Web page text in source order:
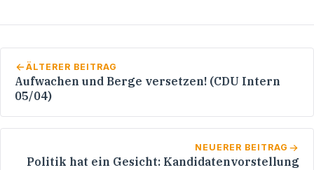
ÄLTERER BEITRAG
Aufwachen und Berge versetzen! (CDU Intern
05/04)
NEUERER BEITRAG
Politik hat ein Gesicht: Kandidatenvorstellung